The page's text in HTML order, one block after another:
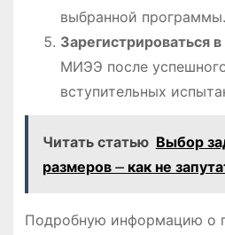
выбранной программы.
Зарегистрироваться
МИЭЭ после
вступительных
Читать статью Выбор
размеров ⏤ как не
Подробную информацию о